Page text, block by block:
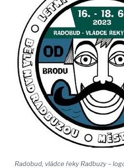
Radobud, vládce řeky Radbuzy –